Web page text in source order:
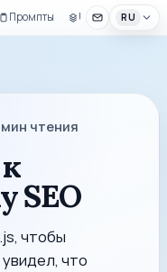
Промпты UI-наборRU
мин чтения
SEO
чтобы
увидел, что